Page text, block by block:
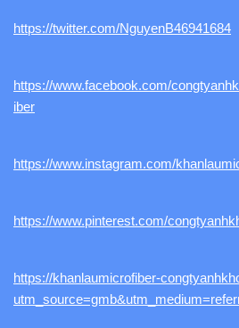
https://twitter.com/NguyenB46941684
https://www.facebook.com/
iber
https://www.instagram.com/
https://www.pinterest.com/
https://khanlaumicrofiber-